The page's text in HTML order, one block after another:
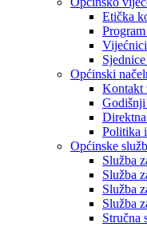
Etička
Općinski
Kontakt
Godišnji
Politika
Općinske
Služba
Služba
Služba
Služba
Stručna